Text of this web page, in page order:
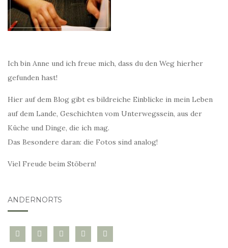
Ich bin Anne und ich freue mich, dass du den Weg hierher
gefunden hast!
Hier auf dem Blog gibt es bildreiche Einblicke in mein Leben
auf dem Lande, Geschichten vom Unterwegssein, aus der
Küche und Dinge, die ich mag.
Das Besondere daran: die Fotos sind analog!
Viel Freude beim Stöbern!
ANDERNORTS
bloglovininstagramtwitter pinterest
mail